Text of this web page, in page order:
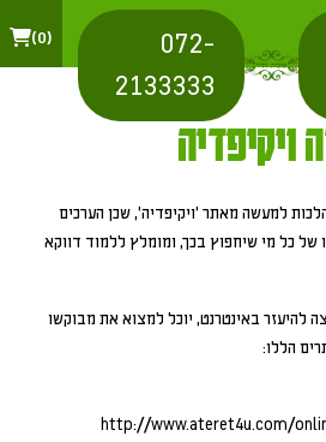
072-
2133333
0
ויקיפדיה
למעשה מאתר 'ויקיפדיה', שכן הערכים
של כל מי שיחפוץ בכך, ומומלץ ללמוד דווקא
להיעזר באינטרנט, יוכל למצוא את מבוקשו
הללו:
http://www.ateret4u.com/